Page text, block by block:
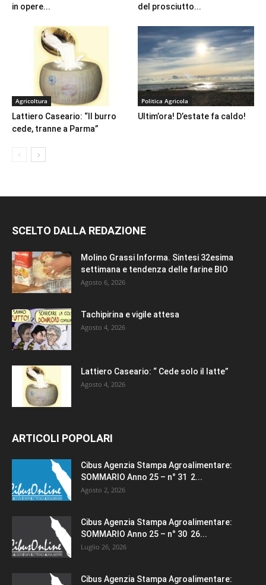
in opere...
del prosciutto...
Agricoltura
Lattiero Caseario: “Il burro
cede, tranne a Parma”
Politica Agricola
Ultim’ora! D’estate fa caldo!
SCELTO DALLA REDAZIONE
Molino Grassi Informa. Sintesi 32esima
settimana e tendenza delle farine BIO
Agosto 6, 2026
Tachipirina e vigile attesa
Agosto 4, 2026
Lattiero Caseario: “ Cede solo il latte”
Agosto 4, 2026
ARTICOLI POPOLARI
Cibus Agenzia Stampa Agroalimentare:
SOMMARIO Anno 25 – n° 31 2...
Agosto 2, 2026
Cibus Agenzia Stampa Agroalimentare:
SOMMARIO Anno 25 – n° 30 26...
Luglio 26, 2026
Cibus Agenzia Stampa Agroalimentare: